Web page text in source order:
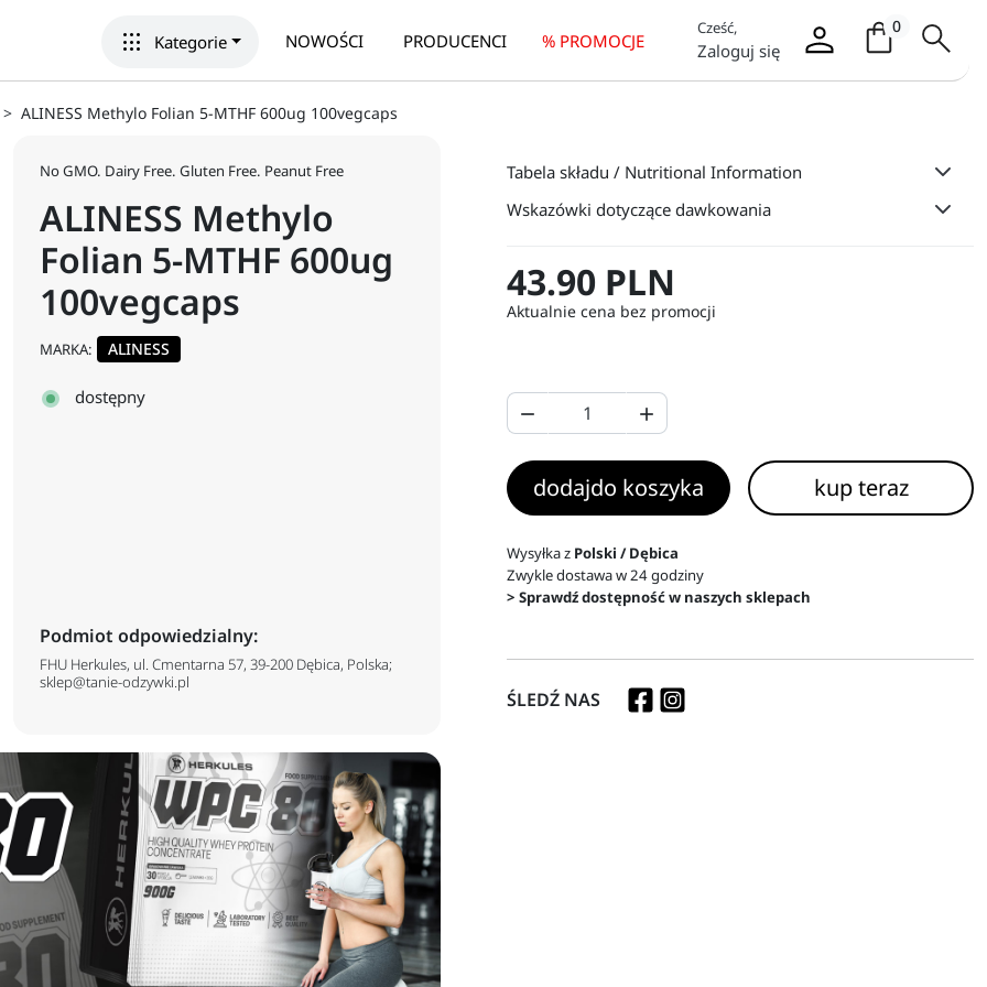
apps Kategorie NOWOŚCI PRODUCENCI % PROMOCJE
Cześć,
Zaloguj się
0Koszyk /
ALINESS Methylo Folian 5-MTHF 600ug 100vegcaps
No GMO. Dairy Free. Gluten Free. Peanut Free
ALINESS Methylo
Folian 5-MTHF 600ug
100vegcaps
MARKA: ALINESS
dostępny
Podmiot odpowiedzialny:
FHU Herkules, ul. Cmentarna 57, 39-200 Dębica, Polska;
sklep@tanie-odzywki.pl
Tabela składu / Nutritional Information
Wskazówki dotyczące dawkowania
43.90 PLN
Aktualnie cena bez promocji
 
dodajdo koszyka kup teraz
Wysyłka z Polski / Dębica
Zwykle dostawa w 24 godziny
> Sprawdź dostępność w naszych sklepach
ŚLEDŹ NAS